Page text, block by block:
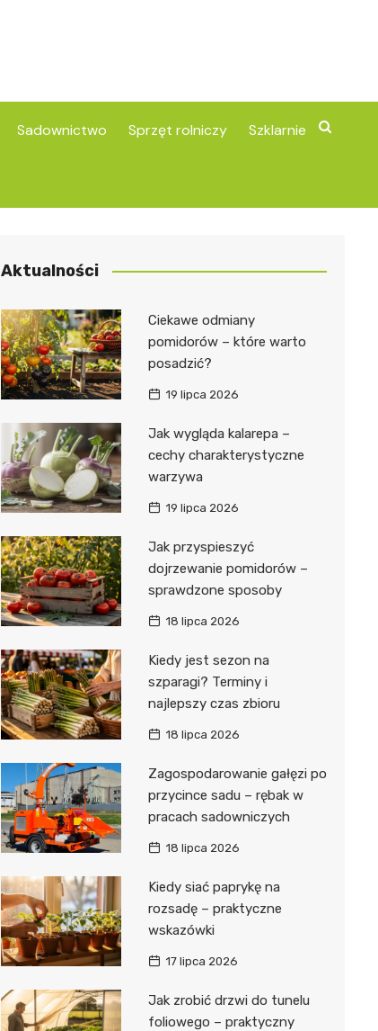
Sadownictwo Sprzęt rolniczy Szklarnie
Aktualności
Ciekawe odmiany
pomidorów – które warto
posadzić?
19 lipca 2026
Jak wygląda kalarepa –
cechy charakterystyczne
warzywa
19 lipca 2026
Jak przyspieszyć
dojrzewanie pomidorów –
sprawdzone sposoby
18 lipca 2026
Kiedy jest sezon na
szparagi? Terminy i
najlepszy czas zbioru
18 lipca 2026
Zagospodarowanie gałęzi po
przycince sadu – rębak w
pracach sadowniczych
18 lipca 2026
Kiedy siać paprykę na
rozsadę – praktyczne
wskazówki
17 lipca 2026
Jak zrobić drzwi do tunelu
foliowego – praktyczny